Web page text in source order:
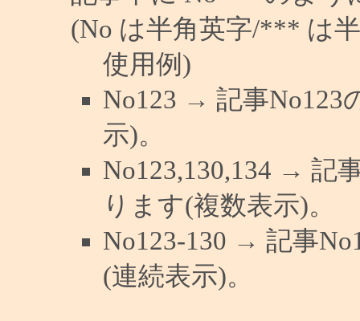
(No は半角英字/*** は
使用例)
No123 → 記事No123
示)。
No123,130,134 → 記
ります(複数表示)。
No123-130 → 記事
(連続表示)。